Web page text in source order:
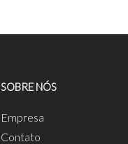
SOBRE NÓS
Empresa
Contato